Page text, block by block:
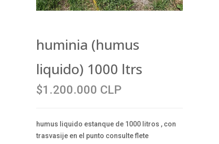
huminia (humus
liquido) 1000 ltrs
$1.200.000 CLP
humus liquido estanque de 1000 litros , con
trasvasije en el punto consulte flete